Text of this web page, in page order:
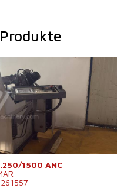
250 mm
900 kg
1980x1750x1470
nein
1500 ANC